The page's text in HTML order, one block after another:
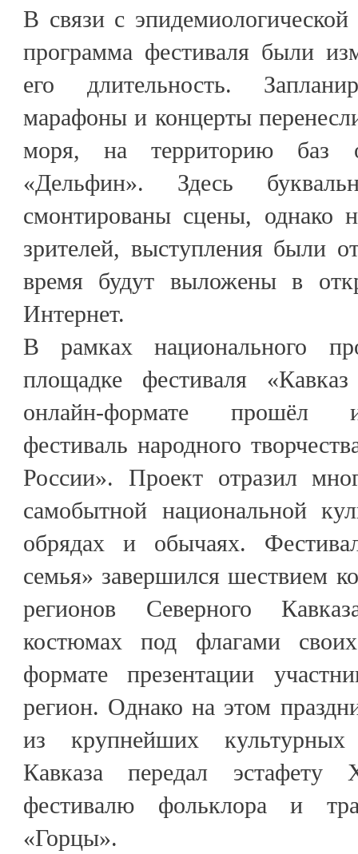
В связи с
программа фестиваля были
его длительность.
марафоны и концерты
моря, на территорию баз
«Дельфин». Здесь
смонтированы сцены, однако
зрителей, выступления были
время будут выложены в
Интернет.
В рамках национального
площадке фестиваля
онлайн-формате прошёл
фестиваль народного
России». Проект отразил
самобытной национальной
обрядах и обычаях.
семья» завершился шествием
регионов Северного
костюмах под флагами
формате презентации
регион. Однако на этом
из крупнейших
Кавказа передал эстафету
фестивалю фольклора и
«Горцы».